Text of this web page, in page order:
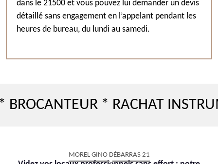
dans le 21500 et vous pouvez lui demander un devis
détaillé sans engagement en l’appelant pendant les
heures de bureau, du lundi au samedi.
* RACHAT INSTRUMENT
MOREL GINO DÉBARRAS 21